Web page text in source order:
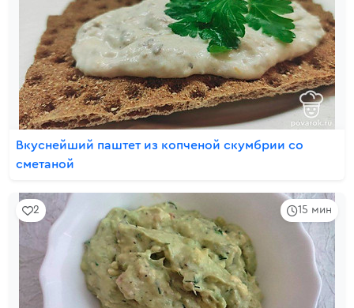
Вкуснейший паштет из копченой скумбрии со
сметаной
15 мин
2